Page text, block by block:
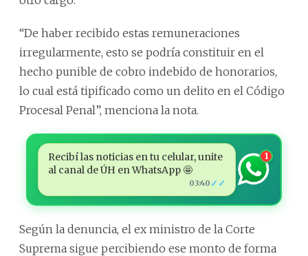
“De haber recibido estas remuneraciones
irregularmente, esto se podría constituir en el
hecho punible de cobro indebido de honorarios,
lo cual está tipificado como un delito en el Código
Procesal Penal”, menciona la nota.
Recibí las noticias en tu celular, unite
al canal de ÚH en WhatsApp 🤩
03:40 ✓✓
1
Según la denuncia, el ex ministro de la Corte
Suprema sigue percibiendo ese monto de forma